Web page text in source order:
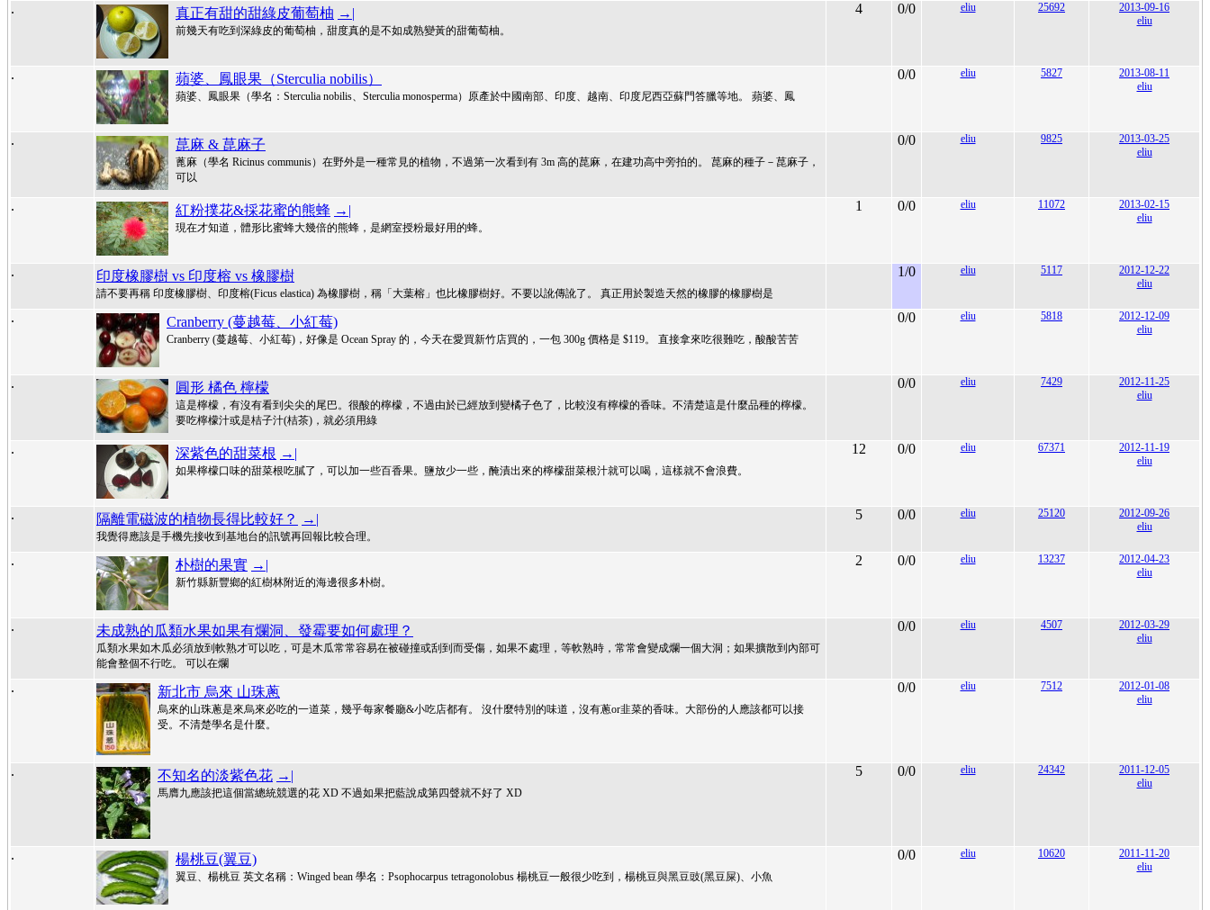
. 真正有甜的甜綠皮葡萄柚 →|
前幾天有吃到深綠皮的葡萄柚，甜度真的是不如成熟變黃的甜葡萄柚。
4 0/0 eliu 25692
2013-09-16
eliu
. 蘋婆、鳳眼果（Sterculia nobilis）
蘋婆、鳳眼果（學名：Sterculia nobilis、Sterculia monosperma）原產於中國南部、印度、越南、印度尼西亞蘇門答臘等地。 蘋婆、鳳
0/0 eliu 5827
2013-08-11
eliu
. 菎麻 & 菎麻子
蓖麻（學名 Ricinus communis）在野外是一種常見的植物，不過第一次看到有 3m 高的菎麻，在建功高中旁拍的。 菎麻的種子－菎麻子，
可以
0/0 eliu 9825
2013-03-25
eliu
. 紅粉撲花&採花蜜的熊蜂 →|
現在才知道，體形比蜜蜂大幾倍的熊蜂，是網室授粉最好用的蜂。
1 0/0 eliu 11072
2013-02-15
eliu
. 印度橡膠樹 vs 印度榕 vs 橡膠樹
請不要再稱 印度橡膠樹、印度榕(Ficus elastica) 為橡膠樹，稱「大葉榕」也比橡膠樹好。不要以訛傳訛了。 真正用於製造天然的橡膠的橡膠樹是
1/0 eliu 5117
2012-12-22
eliu
. Cranberry (蔓越莓、小紅莓)
Cranberry (蔓越莓、小紅莓)，好像是 Ocean Spray 的，今天在愛買新竹店買的，一包 300g 價格是 $119。 直接拿來吃很難吃，酸酸苦苦
0/0 eliu 5818
2012-12-09
eliu
. 圓形 橘色 檸檬
這是檸檬，有沒有看到尖尖的尾巴。很酸的檸檬，不過由於已經放到變橘子色了，比較沒有檸檬的香味。不清楚這是什麼品種的檸檬。
要吃檸檬汁或是桔子汁(桔茶)，就必須用綠
0/0 eliu 7429
2012-11-25
eliu
. 深紫色的甜菜根 →|
如果檸檬口味的甜菜根吃膩了，可以加一些百香果。鹽放少一些，醃漬出來的檸檬甜菜根汁就可以喝，這樣就不會浪費。
12 0/0 eliu 67371
2012-11-19
eliu
. 隔離電磁波的植物長得比較好？ →|
我覺得應該是手機先接收到基地台的訊號再回報比較合理。
5 0/0 eliu 25120
2012-09-26
eliu
. 朴樹的果實 →|
新竹縣新豐鄉的紅樹林附近的海邊很多朴樹。
2 0/0 eliu 13237
2012-04-23
eliu
. 未成熟的瓜類水果如果有爛洞、發霉要如何處理？
瓜類水果如木瓜必須放到軟熟才可以吃，可是木瓜常常容易在被碰撞或刮到而受傷，如果不處理，等軟熟時，常常會變成爛一個大洞；如果擴散到內部可
能會整個不行吃。 可以在爛
0/0 eliu 4507
2012-03-29
eliu
. 新北市 烏來 山珠蔥
烏來的山珠蔥是來烏來必吃的一道菜，幾乎每家餐廳&小吃店都有。 沒什麼特別的味道，沒有蔥or韭菜的香味。大部份的人應該都可以接
受。不清楚學名是什麼。
0/0 eliu 7512
2012-01-08
eliu
. 不知名的淡紫色花 →|
馬膺九應該把這個當總統競選的花 XD 不過如果把藍說成第四聲就不好了 XD
5 0/0 eliu 24342
2011-12-05
eliu
. 楊桃豆(翼豆)
翼豆、楊桃豆 英文名稱：Winged bean 學名：Psophocarpus tetragonolobus 楊桃豆一般很少吃到，楊桃豆與黑豆豉(黑豆屎)、小魚
0/0 eliu 10620
2011-11-20
eliu